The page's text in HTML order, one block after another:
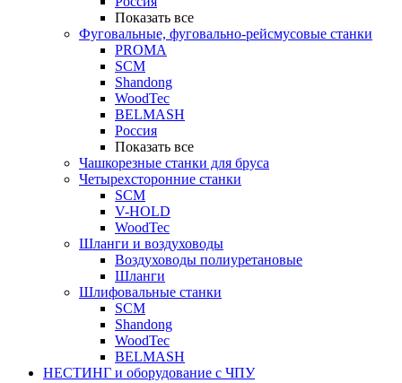
Показать все
Фуговальные, фуговально-рейсмусовые станки
PROMA
SCM
Shandong
WoodTec
BELMASH
Россия
Показать все
Чашкорезные станки для бруса
Четырехсторонние станки
SCM
V-HOLD
WoodTec
Шланги и воздуховоды
Воздуховоды полиуретановые
Шланги
Шлифовальные станки
SCM
Shandong
WoodTec
BELMASH
НЕСТИНГ и оборудование с ЧПУ